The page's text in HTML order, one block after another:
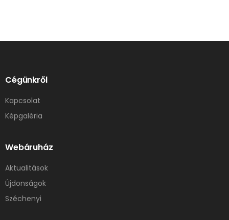
Cégünkről
Kapcsolat
Képgaléria
Webáruház
Aktualitások
Újdonságok
Széchenyi